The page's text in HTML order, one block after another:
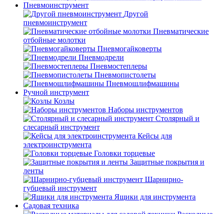
Пневмоинструмент
Другой
пневмоинструмент
Пневматические
отбойные молотки
Пневмогайковерты
Пневмодрели
Пневмостеплеры
Пневмопистолеты
Пневмошлифмашины
Ручной инструмент
Козлы
Наборы инструментов
Столярный и
слесарный инструмент
Кейсы для
электроинструмента
Головки торцевые
Защитные покрытия и
ленты
Шарнирно-
губцевый инструмент
Ящики для инструмента
Садовая техника